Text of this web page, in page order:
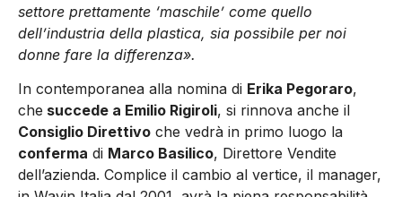
settore prettamente ‘maschile’ come quello
dell’industria della plastica, sia possibile per noi
donne fare la differenza».
In contemporanea alla nomina di Erika Pegoraro,
che succede a Emilio Rigiroli, si rinnova anche il
Consiglio Direttivo che vedrà in primo luogo la
conferma di Marco Basilico, Direttore Vendite
dell’azienda. Complice il cambio al vertice, il manager,